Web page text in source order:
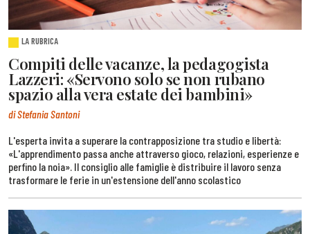
LA RUBRICA
Compiti delle vacanze, la pedagogista
Lazzeri: «Servono solo se non rubano
spazio alla vera estate dei bambini»
di Stefania Santoni
L'esperta invita a superare la contrapposizione tra studio e libertà:
«L'apprendimento passa anche attraverso gioco, relazioni, esperienze e
perfino la noia». Il consiglio alle famiglie è distribuire il lavoro senza
trasformare le ferie in un'estensione dell'anno scolastico